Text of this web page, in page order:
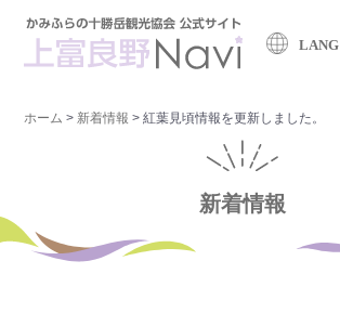
LANG
ホーム > 新着情報 >紅葉見頃情報を更新しました。
新着情報